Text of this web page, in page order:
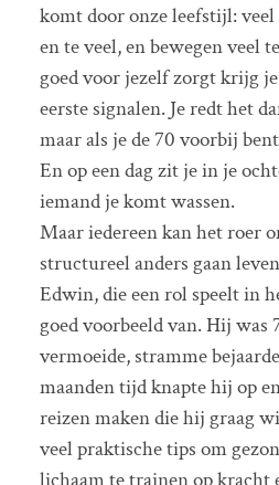
komt door onze leefstijl:
en te veel, en bewegen veel
goed voor jezelf zorgt krijg
eerste signalen. Je redt het
maar als je de 70 voorbij
En op een dag zit je in je
iemand je komt wassen.
Maar iedereen kan het roer
structureel anders gaan
Edwin, die een rol speelt in
goed voorbeeld van. Hij was
vermoeide, stramme
maanden tijd knapte hij op
reizen maken die hij graag
veel praktische tips om